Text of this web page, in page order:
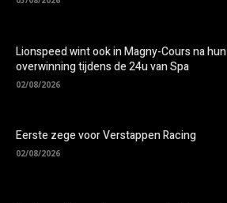
Lionspeed wint ook in Magny-Cours na hun
overwinning tijdens de 24u van Spa
02/08/2026
Eerste zege voor Verstappen Racing
02/08/2026